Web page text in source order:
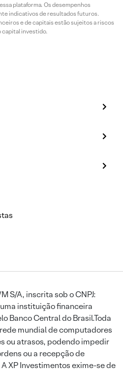
plataforma. Os desempenhos
indicativos de resultados futuros.
e de capitais estão sujeitos a riscos
capital investido.
S/A, inscrita sob o CNPJ:
instituição financeira
Banco Central do Brasil.Toda
mundial de computadores
ou atrasos, podendo impedir
ou a recepção de
XP Investimentos exime-se de